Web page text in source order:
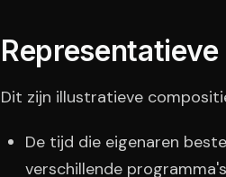
Dit zijn illustratieve
De tijd die eigenaren
verschillende